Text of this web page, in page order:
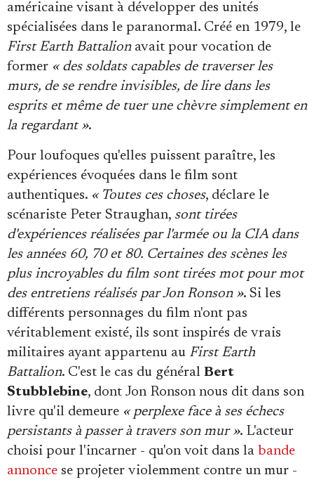
Se connecter
américaine visant à développer des unités
spécialisées dans le paranormal. Créé en 1979, le
First Earth Battalionavait pour vocation de
former « des soldats capables de traverser les
murs, de se rendre invisibles, de lire dans les
esprits et même de tuer une chèvre simplement en
la regardant ».
Pour loufoques qu'elles puissent paraître, les
expériences évoquées dans le film sont
authentiques. « Toutes ces choses, déclare le
scénariste Peter Straughan, sont tirées
d'expériences réalisées par l'armée ou la CIA dans
les années 60, 70 et 80. Certaines des scènes les
plus incroyables du film sont tirées mot pour mot
des entretiens réalisés par Jon Ronson ». Si les
différents personnages du film n'ont pas
véritablement existé, ils sont inspirés de vrais
militaires ayant appartenu au First Earth
Battalion. C'est le cas du général Bert
Stubblebine, dont Jon Ronson nous dit dans son
livre qu'il demeure « perplexe face à ses échecs
persistants à passer à travers son mur ». L'acteur
choisi pour l'incarner - qu'on voit dans la bande
annonce se projeter violemment contre un mur -